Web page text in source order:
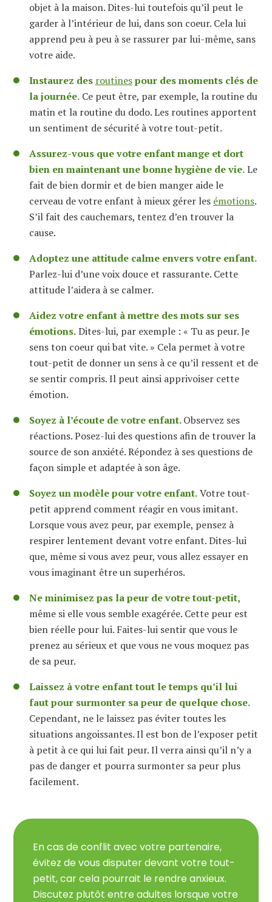
objet à la maison. Dites-lui toutefois qu’il peut le
garder à l’intérieur de lui, dans son coeur. Cela lui
apprend peu à peu à se rassurer par lui-même, sans
votre aide.
Instaurez des routinespour des moments clés de
la journée. Ce peut être, par exemple, la routine du
matin et la routine du dodo. Les routines apportent
un sentiment de sécurité à votre tout-petit.
Assurez-vous que votre enfant mange et dort
bien en maintenant une bonne hygiène de vie.Le
fait de bien dormir et de bien manger aide le
cerveau de votre enfant à mieux gérer les émotions.
S’il fait des cauchemars, tentez d’en trouver la
cause.
Adoptez une attitude calme envers votre enfant.
Parlez-lui d’une voix douce et rassurante. Cette
attitude l’aidera à se calmer.
Aidez votre enfant à mettre des mots sur ses
émotions.Dites-lui, par exemple : « Tu as peur. Je
sens ton coeur qui bat vite. » Cela permet à votre
tout-petit de donner un sens à ce qu’il ressent et de
se sentir compris. Il peut ainsi apprivoiser cette
émotion.
Soyez à l’écoute de votre enfant.Observez ses
réactions. Posez-lui des questions afin de trouver la
source de son anxiété. Répondez à ses questions de
façon simple et adaptée à son âge.
Soyez un modèle pour votre enfant.Votre tout-
petit apprend comment réagir en vous imitant.
Lorsque vous avez peur, par exemple, pensez à
respirer lentement devant votre enfant. Dites-lui
que, même si vous avez peur, vous allez essayer en
vous imaginant être un superhéros.
Ne minimisez pas la peur de votre tout-petit,
même si elle vous semble exagérée. Cette peur est
bien réelle pour lui. Faites-lui sentir que vous le
prenez au sérieux et que vous ne vous moquez pas
de sa peur.
Laissez à votre enfant tout le temps qu’il lui
faut pour surmonter sa peur de quelque chose.
Cependant, ne le laissez pas éviter toutes les
situations angoissantes. Il est bon de l’exposer petit
à petit à ce qui lui fait peur. Il verra ainsi qu’il n’y a
pas de danger et pourra surmonter sa peur plus
facilement.
En cas de conflit avec votre partenaire,
évitez de vous disputer devant votre tout-
petit, car cela pourrait le rendre anxieux.
Discutez plutôt entre adultes lorsque votre